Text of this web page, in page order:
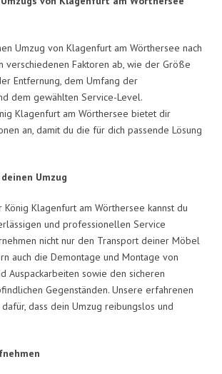
Umzug von Klagenfurt am Wörthersee nach
verschiedenen Faktoren ab, wie der Größe
Entfernung, dem Umfang der
dem gewählten Service-Level.
Klagenfurt am Wörthersee bietet dir
an, damit du die für dich passende Lösung
Umzug
König Klagenfurt am Wörthersee kannst du
und professionellen Service
nicht nur den Transport deiner Möbel
auch die Demontage und Montage von
Auspackarbeiten sowie den sicheren
Gegenständen. Unsere erfahrenen
dass dein Umzug reibungslos und